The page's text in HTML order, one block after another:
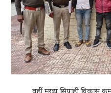
वहीं मुख्य सिपाही विकास कुमार